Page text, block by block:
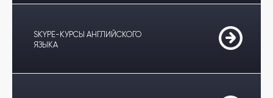
SKYPE-КУРСЫ АНГЛИЙСКОГО
ЯЗЫКА